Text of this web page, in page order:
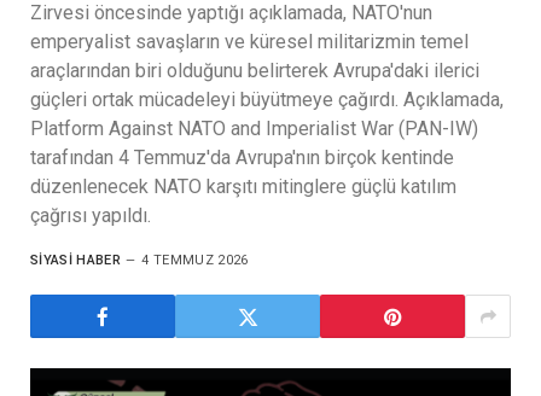
Zirvesi öncesinde yaptığı açıklamada, NATO'nun
emperyalist savaşların ve küresel militarizmin temel
araçlarından biri olduğunu belirterek Avrupa'daki ilerici
güçleri ortak mücadeleyi büyütmeye çağırdı. Açıklamada,
Platform Against NATO and Imperialist War (PAN-IW)
tarafından 4 Temmuz'da Avrupa'nın birçok kentinde
düzenlenecek NATO karşıtı mitinglere güçlü katılım
çağrısı yapıldı.
SIYASI HABER 4 TEMMUZ 2026